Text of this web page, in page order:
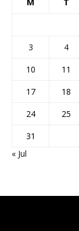
3
4
10
11
17
18
24
25
31
« Jul